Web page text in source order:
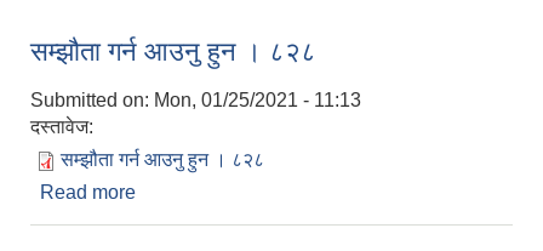
सम्झौता गर्न आउनु हुन । ८२८
Submitted on: Mon, 01/25/2021 - 11:13
दस्तावेज:
सम्झौता गर्न आउनु हुन । ८२८
Read more